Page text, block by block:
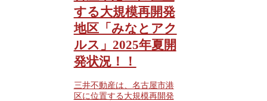
する大規模再開発
地区「みなとアク
ルス」2025年夏開
発状況！！
三井不動産は、名古屋市港
区に位置する大規模再開発